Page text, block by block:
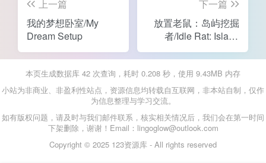
上一篇
我的梦想卧室/My
Dream Setup
下一篇
放置老鼠：岛屿挖掘
者/Idle Rat: Island
Digger
本页生成数据库 42 次查询，耗时 0.208 秒，使用 9.43MB 内存
小站为非商业、非盈利性站点，资源信息均转载自互联网，非本站自制，仅作
为信息整理与学习交流。
如有版权问题，请及时与我们邮件联系，核实相关情况后，我们会在第一时间
下架删除，谢谢！Email：lingoglow@outlook.com
Copyright © 2025 123资源库 - All rights reserved